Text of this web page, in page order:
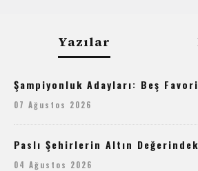
Yazılar
Şampiyonluk Adayları: Beş
07 Ağustos 2026
Paslı Şehirlerin Altın
04 Ağustos 2026